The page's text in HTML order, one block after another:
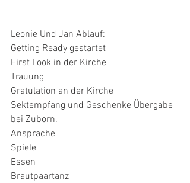
Leonie Und Jan Ablauf:
Getting Ready gestartet
First Look in der Kirche
Trauung
Gratulation an der Kirche
Sektempfang und Geschenke Übergabe
bei Zuborn.
Ansprache
Spiele
Essen
Brautpaartanz